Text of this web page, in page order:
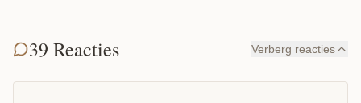
39 Reacties Verberg reacties